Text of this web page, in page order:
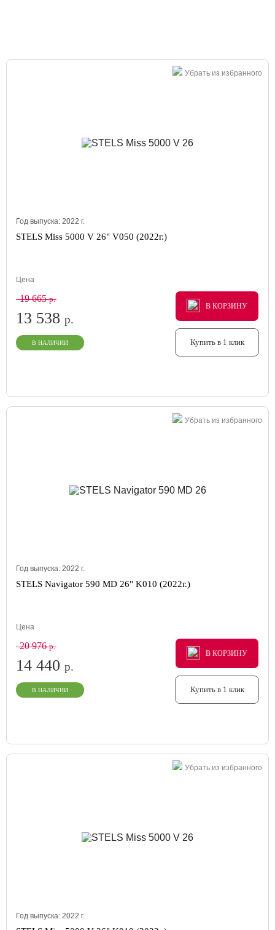
Убрать из избранного
Год выпуска: 2022 г.
STELS Miss 5000 V 26" V050 (2022г.)
Цена
19 665р.
13 538 р.
В НАЛИЧИИ
В КОРЗИНУ
В КОРЗИНУ
В КОРЗИНУ
Купить в 1 клик
Убрать из избранного
Год выпуска: 2022 г.
STELS Navigator 590 MD 26" K010 (2022г.)
Цена
20 976р.
14 440 р.
В НАЛИЧИИ
В КОРЗИНУ
В КОРЗИНУ
В КОРЗИНУ
Купить в 1 клик
Убрать из избранного
Год выпуска: 2022 г.